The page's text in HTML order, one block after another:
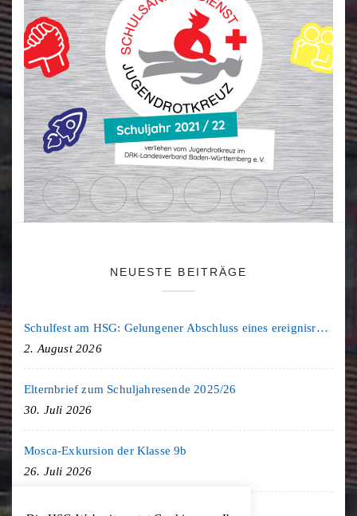
NEUESTE BEITRÄGE
Schulfest am HSG: Gelungener Abschluss eines ereignisreichen Schuljahres
2. August 2026
Elternbrief zum Schuljahresende 2025/26
30. Juli 2026
Mosca-Exkursion der Klasse 9b
26. Juli 2026
Freiburg-Exkursion des Geschichte LK